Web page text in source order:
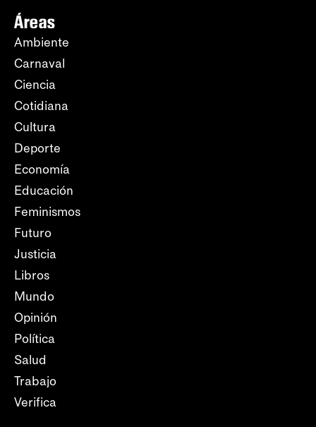
Áreas
Ambiente
Carnaval
Ciencia
Cotidiana
Cultura
Deporte
Economía
Educación
Feminismos
Futuro
Justicia
Libros
Mundo
Opinión
Política
Salud
Trabajo
Verifica